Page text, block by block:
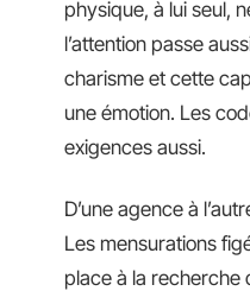
physique, à lui seul,
l’attention passe
charisme et cette
une émotion. Les
exigences aussi.
D’une agence à
Les mensurations
place à la recherche